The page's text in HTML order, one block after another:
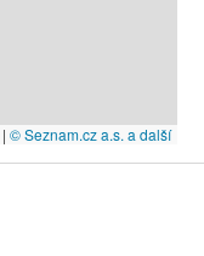
| © Seznam.cz a.s. a další